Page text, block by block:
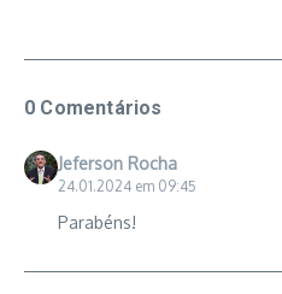
0 Comentários
Jeferson Rocha
24.01.2024 em 09:45
Parabéns!